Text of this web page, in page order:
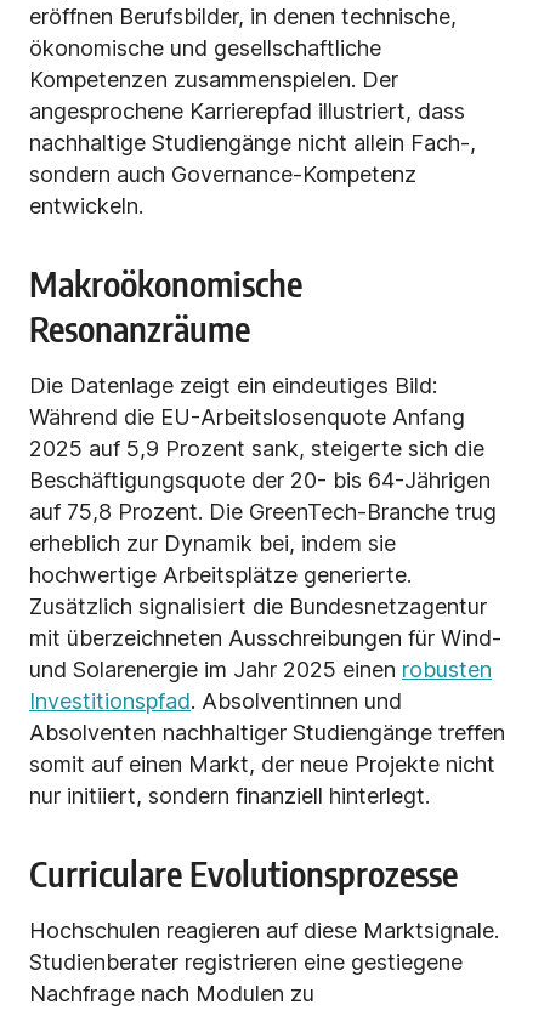
eröffnen Berufsbilder, in denen technische,
ökonomische und gesellschaftliche
Kompetenzen zusammenspielen. Der
angesprochene Karrierepfad illustriert, dass
nachhaltige Studiengänge nicht allein Fach-,
sondern auch Governance-Kompetenz
entwickeln.
Makroökonomische
Resonanzräume
Die Datenlage zeigt ein eindeutiges Bild:
Während die EU-Arbeitslosenquote Anfang
2025 auf 5,9 Prozent sank, steigerte sich die
Beschäftigungsquote der 20- bis 64-Jährigen
auf 75,8 Prozent. Die GreenTech-Branche trug
erheblich zur Dynamik bei, indem sie
hochwertige Arbeitsplätze generierte.
Zusätzlich signalisiert die Bundesnetzagentur
mit überzeichneten Ausschreibungen für Wind-
und Solarenergie im Jahr 2025 einen robusten
Investitionspfad. Absolventinnen und
Absolventen nachhaltiger Studiengänge treffen
somit auf einen Markt, der neue Projekte nicht
nur initiiert, sondern finanziell hinterlegt.
Curriculare Evolutionsprozesse
Hochschulen reagieren auf diese Marktsignale.
Studienberater registrieren eine gestiegene
Nachfrage nach Modulen zu